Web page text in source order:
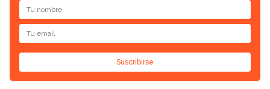
Suscribirse